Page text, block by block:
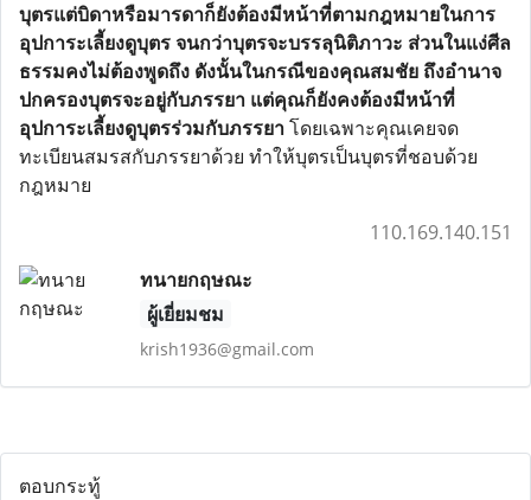
บุตรแต่บิดาหรือมารดาก็ยังต้องมีหน้าที่ตามกฎหมายในการ
อุปการะเลี้ยงดูบุตร จนกว่าบุตรจะบรรลุนิติภาวะ ส่วนในแง่ศีล
ธรรมคงไม่ต้องพูดถึง ดังนั้นในกรณีของคุณสมชัย ถึงอำนาจ
ปกครองบุตรจะอยู่กับภรรยา แต่คุณก็ยังคงต้องมีหน้าที่
อุปการะเลี้ยงดูบุตรร่วมกับภรรยาโดยเฉพาะคุณเคยจด
ทะเบียนสมรสกับภรรยาด้วย ทำให้บุตรเป็นบุตรที่ชอบด้วย
กฎหมาย
110.169.140.151
ทนายกฤษณะ
ผู้เยี่ยมชม
krish1936@gmail.com
ตอบกระทู้